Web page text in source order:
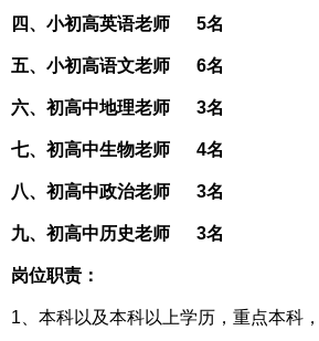
四、小初高英语老师 5名
五、小初高语文老师 6名
六、初高中地理老师 3名
七、初高中生物老师 4名
八、初高中政治老师 3名
九、初高中历史老师 3名
岗位职责：
1、本科以及本科以上学历，重点本科